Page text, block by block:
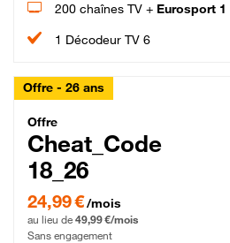
200 chaînes TV + Eurosport 1
1 Décodeur TV 6
Offre - 26 ans
Cheat_Code
Offre
Cheat_Code
18_26
24,99 € par mois pendant 0 mois puis
24,99 €/mois
au lieu de 49,99 €/mois
Sans engagement